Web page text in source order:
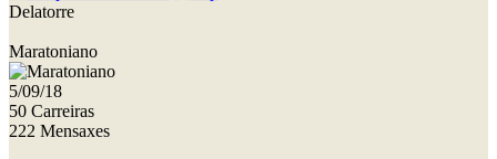
Delatorre
Maratoniano
5/09/18
50 Carreiras
222 Mensaxes